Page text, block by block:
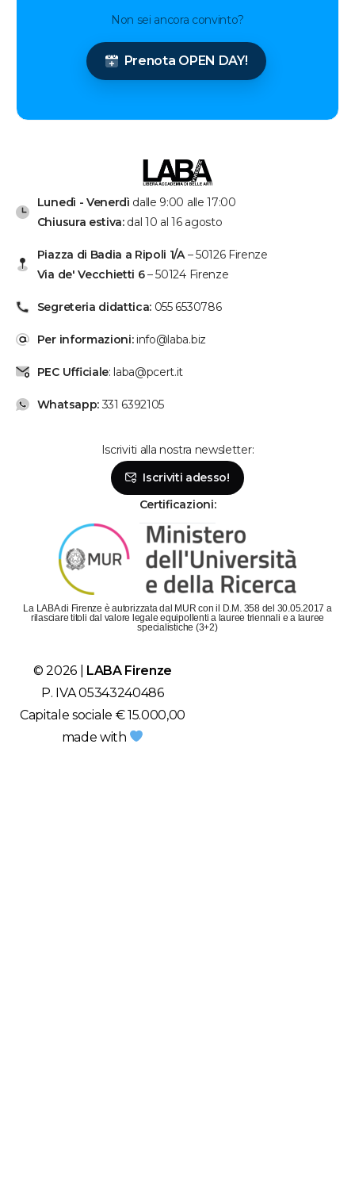
Non sei ancora convinto?
Prenota OPEN DAY!
Lunedì - Venerdì dalle 9:00 alle 17:00
Chiusura estiva:dal 10 al 16 agosto
Piazza di Badia a Ripoli 1/A – 50126 Firenze
Via de' Vecchietti 6 – 50124 Firenze
Segreteria didattica: 055 6530786
Per informazioni:info@laba.biz
PEC Ufficiale: laba@pcert.it
Whatsapp:331 6392105
Iscriviti alla nostra newsletter:
Iscriviti adesso!
Certificazioni:
La LABA di Firenze è autorizzata dal MUR con il D.M. 358 del 30.05.2017 a
rilasciare titoli dal valore legale equipollenti a lauree triennali e a lauree
specialistiche (3+2)
© 2026 | LABA Firenze
P. IVA 05343240486
Capitale sociale € 15.000,00
made with